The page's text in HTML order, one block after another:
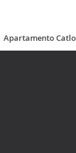
Apartamento